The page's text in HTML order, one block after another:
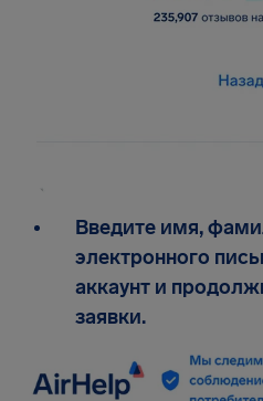
Введите имя,
электронного
аккаунт и
заявки.